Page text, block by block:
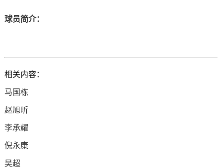
球员简介：
相关内容：
马国栋
赵旭昕
李承耀
倪永康
吴超